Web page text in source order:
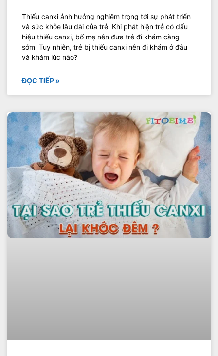
Thiếu canxi ảnh hưởng nghiêm trọng tới sự phát triển
và sức khỏe lâu dài của trẻ. Khi phát hiện trẻ có dấu
hiệu thiếu canxi, bố mẹ nên đưa trẻ đi khám càng
sớm. Tuy nhiên, trẻ bị thiếu canxi nên đi khám ở đâu
và khám lúc nào?
ĐỌC TIẾP »